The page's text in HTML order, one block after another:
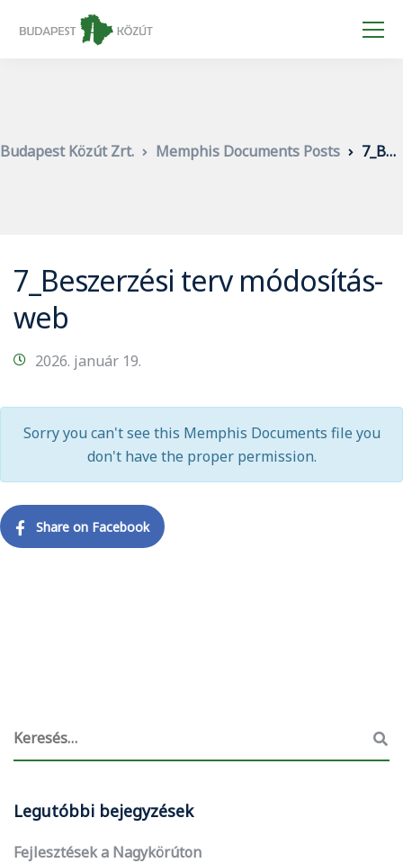
Budapest Közút Zrt. Memphis Documents Posts 7_Beszerzési terv módosítás-web
7_Beszerzési terv módosítás-
web
2026. január 19.
Sorry you can't see this Memphis Documents file you
don't have the proper permission.
Share on Facebook
Legutóbbi bejegyzések
Fejlesztések a Nagykörúton